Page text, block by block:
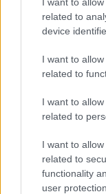
related to
device
I want to
related to
I want to
related to
I want to
related to
functionality
user protection.